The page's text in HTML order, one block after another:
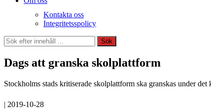
Kontakta oss
Integritetsspolicy
Sök
Sök
Dags att granska skolplattform
Stockholms stads kritiserade skolplattform ska granskas under
| 2019-10-28